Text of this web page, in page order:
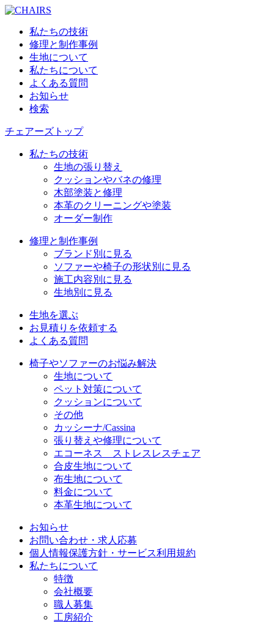
私たちの技術
修理と制作事例
生地について
私たちについて
よくある質問
お知らせ
検索
チェアーズトップ
私たちの技術
生地の張り替え
クッションやバネの修理
木部塗装と修理
本革のクリーニングや塗装
オーダー制作
修理と制作事例
ブランド別に見る
ソファーや椅子の形状別に見る
施工内容別に見る
生地別に見る
生地を選ぶ
お見積りを依頼する
よくある質問
椅子やソファーのお悩み解決
生地について
ペット対策について
クッションについて
その他
カッシーナ/Cassina
張り替えや修理について
エコーネス ストレスレスチェア
合皮生地について
布生地について
料金について
本革生地について
お知らせ
お問い合わせ・求人応募
個人情報保護方針・サービス利用規約
私たちについて
特徴
会社概要
職人募集
工房紹介